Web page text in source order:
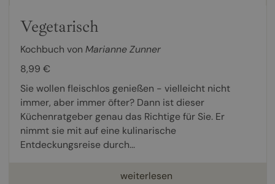
Vegetarisch
Kochbuch von Marianne Zunner
8,99 €
Sie wollen fleischlos genießen - vielleicht nicht
immer, aber immer öfter? Dann ist dieser
Küchenratgeber genau das Richtige für Sie. Er
nimmt sie mit auf eine kulinarische
Entdeckungsreise durch...
weiterlesen